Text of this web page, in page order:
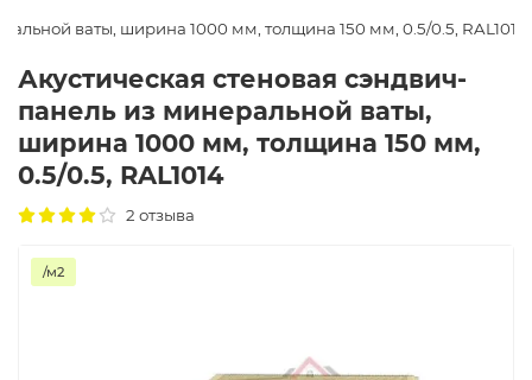
ваты, ширина 1000 мм, толщина 150 мм, 0.5/0.5, RAL1014
Акустическая стеновая сэндвич-
панель из минеральной ваты,
ширина 1000 мм, толщина 150 мм,
0.5/0.5, RAL1014
2 отзыва
/м2